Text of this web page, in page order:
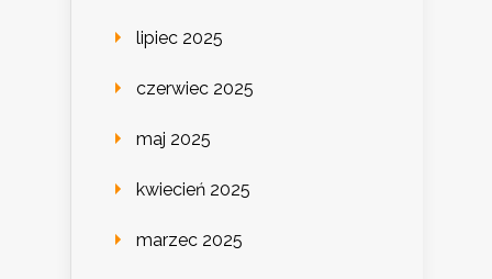
lipiec 2025
czerwiec 2025
maj 2025
kwiecień 2025
marzec 2025